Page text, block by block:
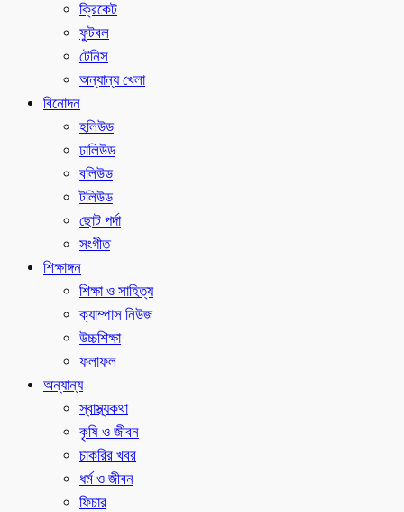
ক্রিকেট
ফুটবল
টেনিস
অন্যান্য খেলা
বিনোদন
হলিউড
ঢালিউড
বলিউড
টলিউড
ছোট পর্দা
সংগীত
শিক্ষাঙ্গন
শিক্ষা ও সাহিত্য
ক্যাম্পাস নিউজ
উচ্চশিক্ষা
ফলাফল
অন্যান্য
স্বাস্থ্যকথা
কৃষি ও জীবন
চাকরির খবর
ধর্ম ও জীবন
ফিচার